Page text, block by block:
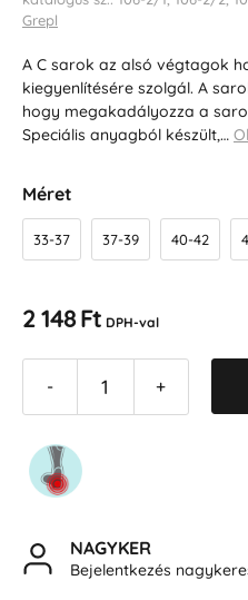
Grepl
A C sarok az alsó végtagok
kiegyenlítésére szolgál. A
hogy megakadályozza a
Speciális anyagból készült,…
Méret
33-37 37-39 40-42
2 148 Ft DPH-val
- +
NAGYKER
Bejelentkezés